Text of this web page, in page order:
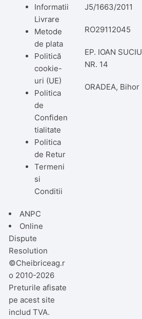
Informatii
Livrare
Metode
de plata
Politică
cookie-
uri (UE)
Politica
de
Confiden
tialitate
Politica
de Retur
Termeni
si
Conditii
ANPC
Online
Dispute
Resolution
J5/1663/2011
RO29112045
EP. IOAN SUCIU
NR. 14
ORADEA, Bihor
©Cheibriceag.r
o 2010-2026
Preturile afisate
pe acest site
includ TVA.